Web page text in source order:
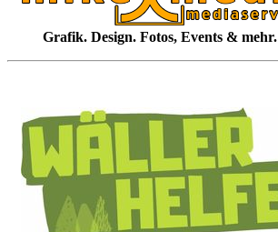
Grafik. Design. Fotos, Events & mehr.